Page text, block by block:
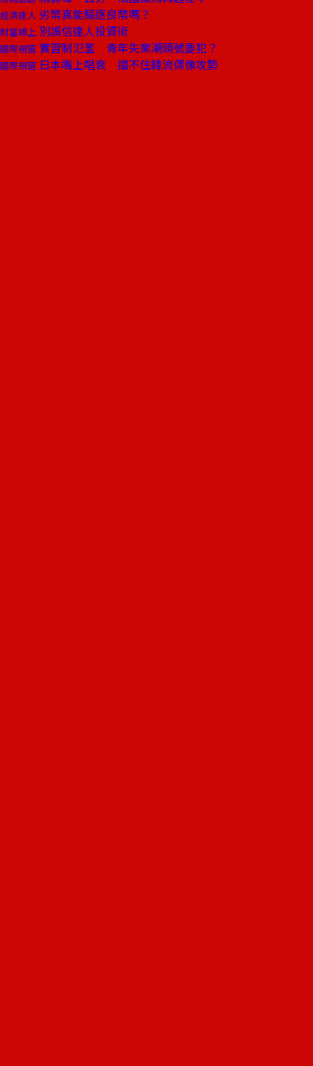
經濟達人 劣幣真能驅逐良幣嗎？
財富線上 別誤信達人投資術
國際視窗 實習制氾濫 青年失業潮頭號要犯？
國際視窗 日本嘴上唱衰 擋不住韓流偶像攻勢